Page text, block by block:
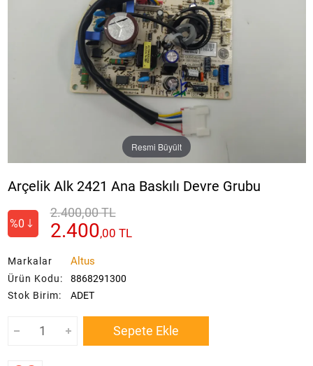
Resmi Büyült
Arçelik Alk 2421 Ana Baskılı Devre Grubu
%0
2.400,00 TL
2.400,00 TL
Markalar Altus
Ürün Kodu:
8868291300
Stok Birim:
ADET
Sepete Ekle